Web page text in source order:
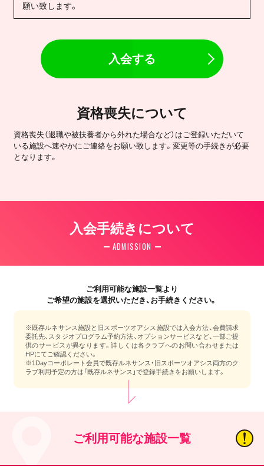
願い致します。
入会する
資格喪失について
資格喪失（退職や被扶養者から外れた場合など）はご登録いただいて
いる施設へ速やかにご連絡をお願い致します。変更等の手続きが必要
となります。
入会手続きについて
ADMISSION
ご利用可能な施設一覧より
ご希望の施設を選択いただき、お手続きください。
※既存ルネサンス施設と旧スポーツオアシス施設では入会方法、会費請求
委託先、スタジオプログラム予約方法、オプションサービスなど、一部ご提
供のサービスが異なります。詳しくは各クラブへのお問い合わせまたは
HPにてご確認ください。
※1Dayコーポレート会員で既存ルネサンス・旧スポーツオアシス両方のク
ラブ利用予定の方は「既存ルネサンス」で登録手続きをお願いします。
ご利用可能な施設一覧